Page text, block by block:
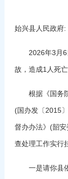
始兴县人民政府:
2026年3月6
故，造成1人死亡
根据《国务院
(国办发〔2015
督办办法》(韶
查处理工作实行
一是请你县依